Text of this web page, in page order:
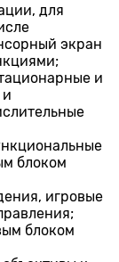
для
экран
и
блоком
игровые
блоком